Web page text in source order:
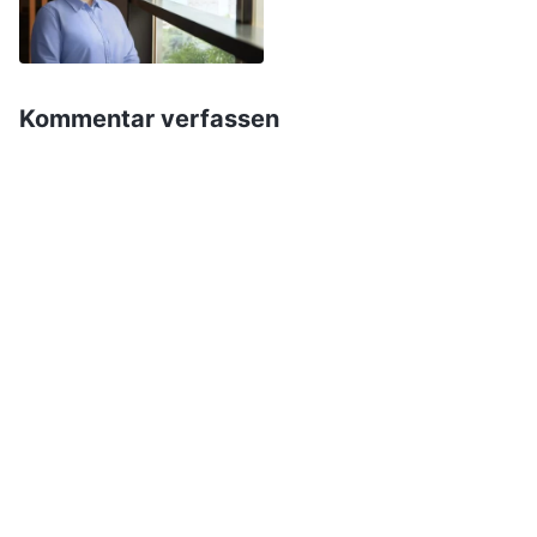
Durch deine Handlungen und dein Verhalten
werden sie dein Herz sehen können. Wenn du
aber versuchst, dich zu verstellen und alle zu
Kommentar verfassen